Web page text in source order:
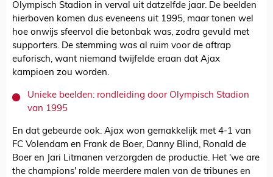
Olympisch Stadion in verval uit datzelfde jaar. De beelden
hierboven komen dus eveneens uit 1995, maar tonen wel
hoe onwijs sfeervol die betonbak was, zodra gevuld met
supporters. De stemming was al ruim voor de aftrap
euforisch, want niemand twijfelde eraan dat Ajax
kampioen zou worden.
Unieke beelden: rondleiding door Olympisch Stadion
van 1995
En dat gebeurde ook. Ajax won gemakkelijk met 4-1 van
FC Volendam en Frank de Boer, Danny Blind, Ronald de
Boer en Jari Litmanen verzorgden de productie. Het 'we are
the champions' rolde meerdere malen van de tribunes en